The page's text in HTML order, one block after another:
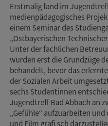
Erstmalig fand im
medienpädagogisches
einem Seminar des
„Ostbayerischen
Unter der fachlichen
wurden erst die Grundzüge
behandelt, bevor das
der Sozialen Arbeit
sechs Studentinnen
Jugendtreff Bad Abbach an
„Gefühle“ aufzuarbeiten
und Film grafi sch